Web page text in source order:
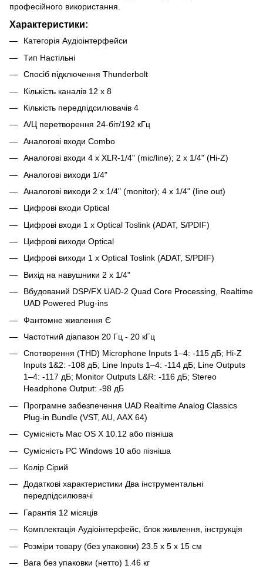
професійного використання.
Характеристики:
Категорія Аудіоінтерфейси
Тип Настільні
Спосіб підключення Thunderbolt
Кількість каналів 12 x 8
Кількість передпідсилювачів 4
А/Ц перетворення 24-біт/192 кГц
Аналогові входи Combo
Аналогові входи 4 x XLR-1/4" (mic/line); 2 x 1/4" (Hi-Z)
Аналогові виходи 1/4"
Аналогові виходи 2 x 1/4" (monitor); 4 x 1/4" (line out)
Цифрові входи Optical
Цифрові входи 1 x Optical Toslink (ADAT, S/PDIF)
Цифрові виходи Optical
Цифрові виходи 1 x Optical Toslink (ADAT, S/PDIF)
Вихід на навушники 2 x 1/4"
Вбудований DSP/FX UAD-2 Quad Core Processing, Realtime
UAD Powered Plug-ins
Фантомне живлення Є
Частотний діапазон 20 Гц - 20 кГц
Спотворення (THD) Microphone Inputs 1–4: -115 дБ; Hi-Z
Inputs 1&2: -108 дБ; Line Inputs 1–4: -114 дБ; Line Outputs
1–4: -117 дБ; Monitor Outputs L&R: -116 дБ; Stereo
Headphone Output: -98 дБ
Програмне забезпечення UAD Realtime Analog Classics
Plug-in Bundle (VST, AU, AAX 64)
Сумісність Mac OS X 10.12 або пізніша
Сумісність PC Windows 10 або пізніша
Колір Сірий
Додаткові характеристики Два інструментальні
передпідсилювачі
Гарантія 12 місяців
Комплектація Аудіоінтерфейс, блок живлення, інструкція
Розміри товару (без упаковки) 23.5 x 5 x 15 см
Вага без упаковки (нетто) 1.46 кг